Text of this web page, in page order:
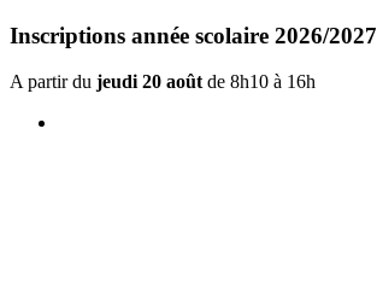
Inscriptions année scolaire 2026/2027
A partir du jeudi 20 aoûtde 8h10 à 16h